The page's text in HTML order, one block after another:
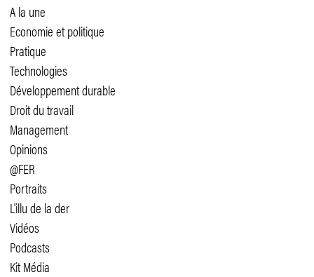
A la une
Economie et politique
Pratique
Technologies
Développement durable
Droit du travail
Management
Opinions
@FER
Portraits
L'illu de la der
Vidéos
Podcasts
Kit Média